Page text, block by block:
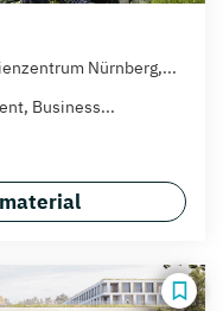
Nürnberg,...
Business...